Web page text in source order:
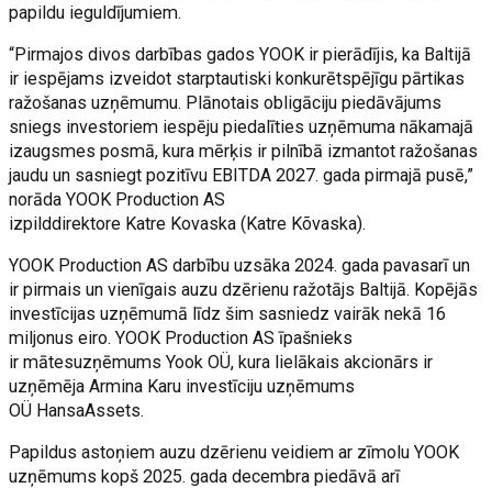
papildu ieguldījumiem.
“Pirmajos divos darbības gados YOOK ir pierādījis, ka Baltijā
ir iespējams izveidot starptautiski konkurētspējīgu pārtikas
ražošanas uzņēmumu. Plānotais obligāciju piedāvājums
sniegs investoriem iespēju piedalīties uzņēmuma nākamajā
izaugsmes posmā, kura mērķis ir pilnībā izmantot ražošanas
jaudu un sasniegt pozitīvu EBITDA 2027. gada pirmajā pusē,”
norāda YOOK Production AS
izpilddirektore Katre Kovaska (Katre Kõvaska).
YOOK Production AS darbību uzsāka 2024. gada pavasarī un
ir pirmais un vienīgais auzu dzērienu ražotājs Baltijā. Kopējās
investīcijas uzņēmumā līdz šim sasniedz vairāk nekā 16
miljonus eiro. YOOK Production AS īpašnieks
ir mātesuzņēmums Yook OÜ, kura lielākais akcionārs ir
uzņēmēja Armina Karu investīciju uzņēmums
OÜ HansaAssets.
Papildus astoņiem auzu dzērienu veidiem ar zīmolu YOOK
uzņēmums kopš 2025. gada decembra piedāvā arī